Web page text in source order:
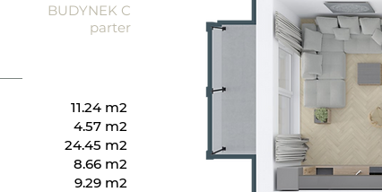
BUDYNEK C
parter
11.24 m2
4.57 m2
24.45 m2
8.66 m2
9.29 m2